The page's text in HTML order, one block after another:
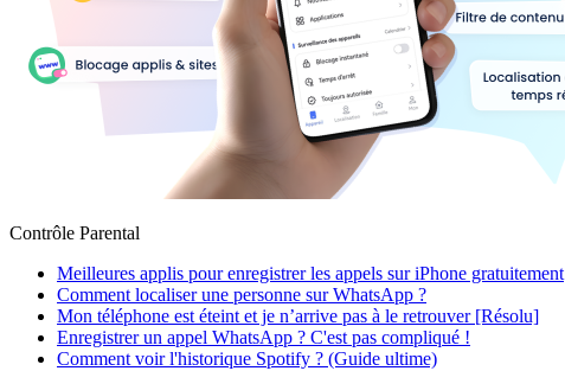
Contrôle Parental
Meilleures applis pour enregistrer les appels sur iPhone gratuitement
Comment localiser une personne sur WhatsApp ?
Mon téléphone est éteint et je n’arrive pas à le retrouver [Résolu]
Enregistrer un appel WhatsApp ? C'est pas compliqué !
Comment voir l'historique Spotify ? (Guide ultime)